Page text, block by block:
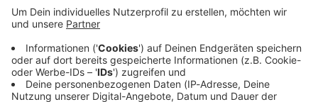
mittels angegebener Telefonnummer oder E-Mail-Adresse
kontaktieren und ansprechen darf. Der Hörer bestätigt
außerdem, dass alle Personen, die neben ihn über die
angegebenen Kontaktdaten erreichet werden können,
ebenfalls mit der Kontaktaufnahme einverstanden sind.